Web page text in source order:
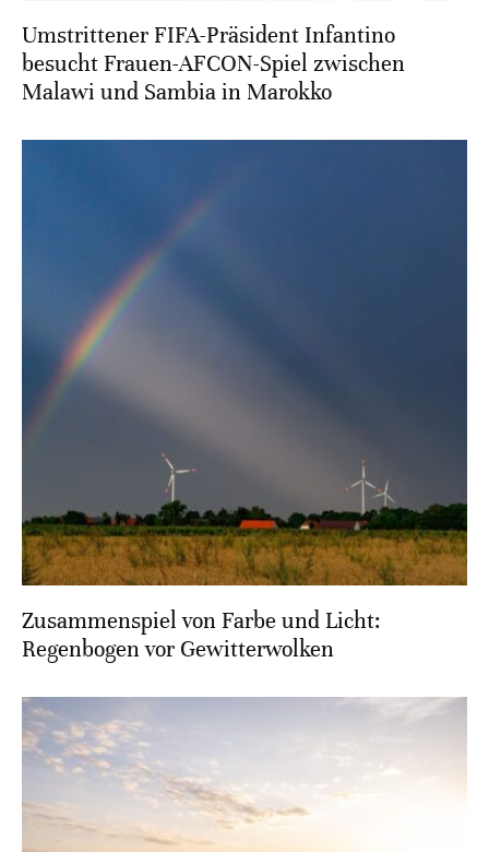
Umstrittener FIFA-Präsident Infantino
besucht Frauen-AFCON-Spiel zwischen
Malawi und Sambia in Marokko
Zusammenspiel von Farbe und Licht:
Regenbogen vor Gewitterwolken